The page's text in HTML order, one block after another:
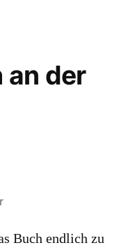
an der
Buch endlich zu